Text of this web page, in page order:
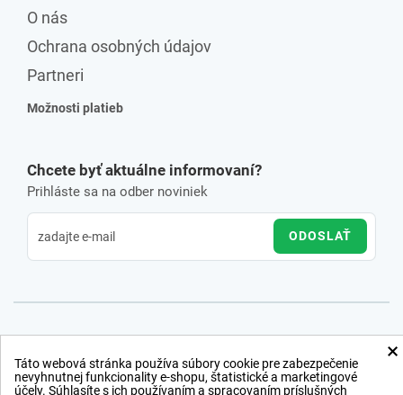
O nás
Ochrana osobných údajov
Partneri
Možnosti platieb
Chcete byť aktuálne informovaní?
Prihláste sa na odber noviniek
ODOSLAŤ
×
Táto webová stránka používa súbory cookie pre zabezpečenie
nevyhnutnej funkcionality e-shopu, štatistické a marketingové
účely. Súhlasíte s ich používaním a spracovaním príslušných